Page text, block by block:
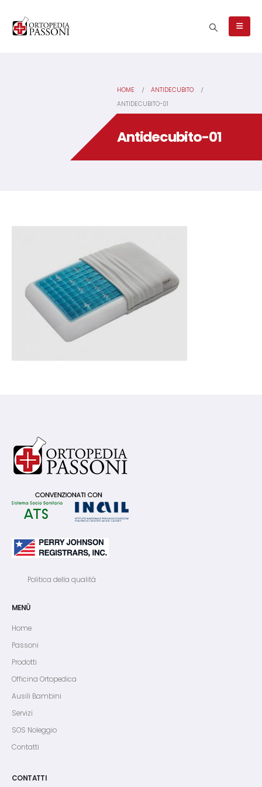
HOME
ANTIDECUBITO
ANTIDECUBITO-01
Antidecubito-01
Politica della qualità
MENÙ
Home
Passoni
Prodotti
Officina Ortopedica
Ausili Bambini
Servizi
SOS Noleggio
Contatti
CONTATTI